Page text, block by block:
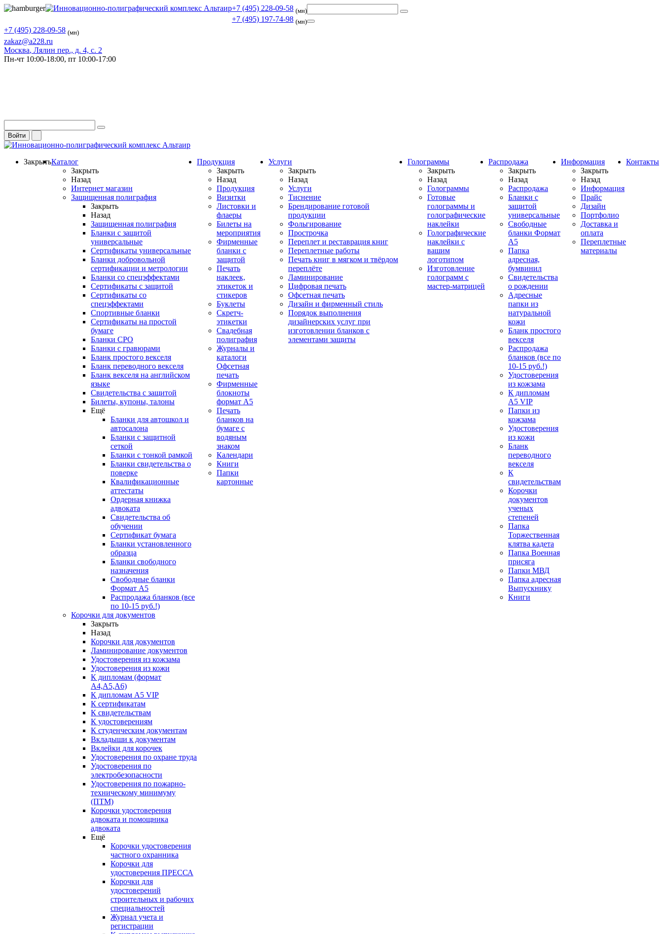
+7 (495) 228-09-58 (мн)
+7 (495) 197-74-98 (мн)
+7 (495) 228-09-58 (мн)
zakaz@a228.ru
Москва, Лялин пер., д. 4, с. 2
Пн-чт 10:00-18:00, пт 10:00-17:00
Войти
ЗакрытьКаталог
Закрыть
Назад
Интернет магазин
Защищенная полиграфия
Закрыть
Назад
Защищенная полиграфия
Бланки с защитой
универсальные
Сертификаты универсальные
Бланки добровольной
сертификации и метрологии
Бланки со спецэффектами
Сертификаты с защитой
Сертификаты со
спецэффектами
Спортивные бланки
Cертификаты на простой
бумаге
Бланки СРО
Бланки с гравюрами
Бланк простого векселя
Бланк переводного векселя
Бланк векселя на английском
языке
Свидетельства с защитой
Билеты, купоны, талоны
Ещё
Бланки для автошкол и
автосалона
Бланки с защитной
сеткой
Бланки с тонкой рамкой
Бланки свидетельства о
поверке
Квалификационные
аттестаты
Ордерная книжка
адвоката
Свидетельства об
обучении
Сертификат бумага
Бланки установленного
образца
Бланки свободного
назначения
Свободные бланки
Формат А5
Распродажа бланков (все
по 10-15 руб.!)
Корочки для документов
Закрыть
Назад
Корочки для документов
Ламинирование документов
Удостоверения из кожзама
Удостоверения из кожи
К дипломам (формат
А4,А5,А6)
К дипломам А5 VIP
К сертификатам
К свидетельствам
К удостоверениям
К студенческим документам
Вкладыши к документам
Вклейки для корочек
Удостоверения по охране труда
Удостоверения по
электробезопасности
Удостоверения по пожарно-
техническому минимуму
(ПТМ)
Корочки удостоверения
адвоката и помощника
адвоката
Ещё
Корочки удостоверения
частного охранника
Корочки для
удостоверения ПРЕССА
Корочки для
удостоверений
строительных и рабочих
специальностей
Журнал учета и
регистрации
Продукция
Закрыть
Назад
Продукция
Визитки
Листовки и
флаеры
Билеты на
мероприятия
Фирменные
бланки с
защитой
Печать
наклеек,
этикеток и
стикеров
Буклеты
Скретч-
этикетки
Свадебная
полиграфия
Журналы и
каталоги
Офсетная
печать
Фирменные
блокноты
формат А5
Печать
бланков на
бумаге с
водяным
знаком
Календари
Книги
Папки
картонные
Услуги
Закрыть
Назад
Услуги
Тиснение
Брендирование готовой
продукции
Фольгирование
Прострочка
Переплет и реставрация книг
Переплетные работы
Печать книг в мягком и твёрдом
переплёте
Ламинирование
Цифровая печать
Офсетная печать
Дизайн и фирменный стиль
Порядок выполнения
дизайнерских услуг при
изготовлении бланков с
элементами защиты
Голограммы
Закрыть
Назад
Голограммы
Готовые
голограммы и
голографические
наклейки
Голографические
наклейки с
вашим
логотипом
Изготовление
голограмм с
мастер-матрицей
Распродажа
Закрыть
Назад
Распродажа
Бланки с
защитой
универсальные
Свободные
бланки Формат
А5
Папка
адресная,
бумвинил
Свидетельства
о рождении
Адресные
папки из
натуральной
кожи
Бланк простого
векселя
Распродажа
бланков (все по
10-15 руб.!)
Удостоверения
из кожзама
К дипломам
А5 VIP
Папки из
кожзама
Удостоверения
из кожи
Бланк
переводного
векселя
К
свидетельствам
Корочки
документов
ученых
степеней
Папка
Торжественная
клятва кадета
Папка Военная
присяга
Папки МВД
Папка адресная
Выпускнику
Книги
Информация
Закрыть
Назад
Информация
Прайс
Дизайн
Портфолио
Доставка и
оплата
Переплетные
материалы
Контакты